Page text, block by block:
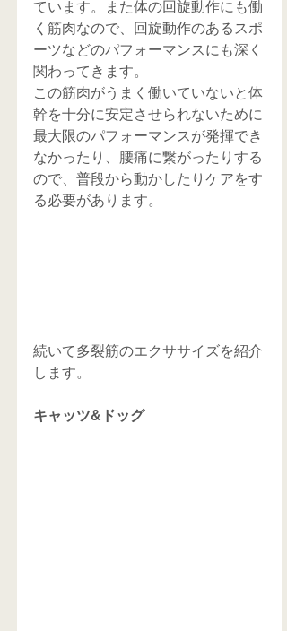
ています。また体の回旋動作にも働
く筋肉なので、回旋動作のあるスポ
ーツなどのパフォーマンスにも深く
関わってきます。
この筋肉がうまく働いていないと体
幹を十分に安定させられないために
最大限のパフォーマンスが発揮でき
なかったり、腰痛に繋がったりする
ので、普段から動かしたりケアをす
る必要があります。
続いて多裂筋のエクササイズを紹介
します。
キャッツ&ドッグ